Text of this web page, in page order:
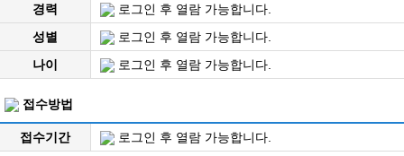
경력
로그인 후 열람 가능합니다.
성별
로그인 후 열람 가능합니다.
나이
로그인 후 열람 가능합니다.
접수방법
접수기간 로그인 후 열람 가능합니다.